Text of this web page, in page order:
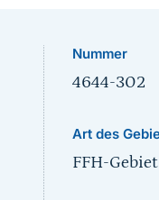
Nummer
4644-302
Art des
FFH-Gebiet